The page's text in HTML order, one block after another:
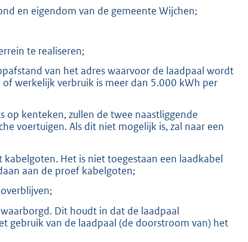
en eigendom van de gemeente Wijchen;
te realiseren;
van het adres waarvoor de laadpaal wordt
werkelijk verbruik is meer dan 5.000 kWh per
op kenteken, zullen de twee naastliggende
voertuigen. Als dit niet mogelijk is, zal naar een
Het is niet toegestaan een laadkabel
aan de proef kabelgoten;
Dit houdt in dat de laadpaal
gebruik van de laadpaal (de doorstroom van) het